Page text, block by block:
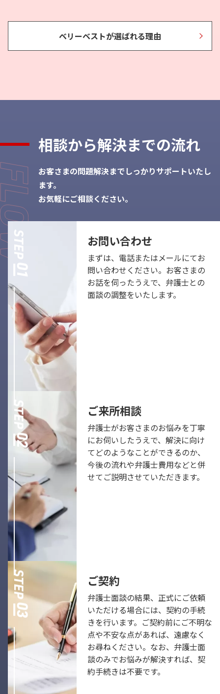
ベリーベストが選ばれる理由
相談から解決までの流れ
お客さまの問題解決までしっかりサポートいたし
ます。
お気軽にご相談ください。
お問い合わせ
まずは、電話またはメールにてお
問い合わせください。お客さまの
お話を伺ったうえで、弁護士との
面談の調整をいたします。
ご来所相談
弁護士がお客さまのお悩みを丁寧
にお伺いしたうえで、解決に向け
てどのようなことができるのか、
今後の流れや弁護士費用などと併
せてご説明させていただきます。
ご契約
弁護士面談の結果、正式にご依頼
いただける場合には、契約の手続
きを行います。ご契約前にご不明な
点や不安な点があれば、遠慮なく
お尋ねください。なお、弁護士面
談のみでお悩みが解決すれば、契
約手続きは不要です。